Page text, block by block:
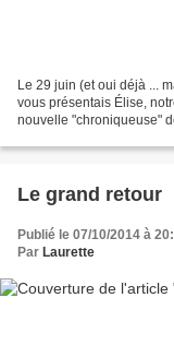
Le 29 juin (et oui déjà ...
vous présentais Élise,
nouvelle "chroniqueuse"
Le grand retour
Publié le 07/10/2014 à
Par Laurette